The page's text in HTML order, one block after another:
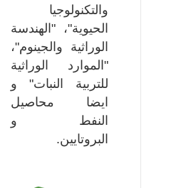
والتكنولوجيا
الحيوية"، "الهندسة
الوراثية والجينوم"،
"الموارد الوراثية
للتربية النبات" و
ايضا محاصيل
النفط و
البروتايين.